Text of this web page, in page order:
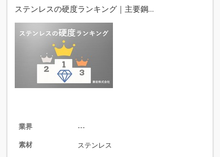
ステンレスの硬度ランキング｜主要鋼…
業界
---
素材
ステンレス